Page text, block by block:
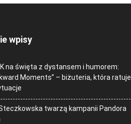
wpisy
na święta z dystansem i humorem:
Moments” – biżuteria, która ratuje
twarzą kampanii Pandora